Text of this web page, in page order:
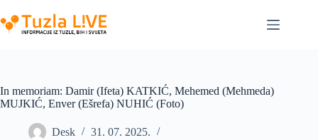
to
content
In memoriam: Damir (Ifeta) KATKIĆ, Mehemed (Mehmeda)
MUJKIĆ, Enver (Ešrefa) NUHIĆ (Foto)
Desk
31. 07. 2025.